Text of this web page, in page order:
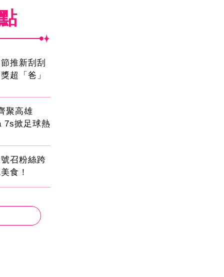
推新刮刮
超「爸」
聚高雄
7s掀足球熱
召粉絲跨
食！